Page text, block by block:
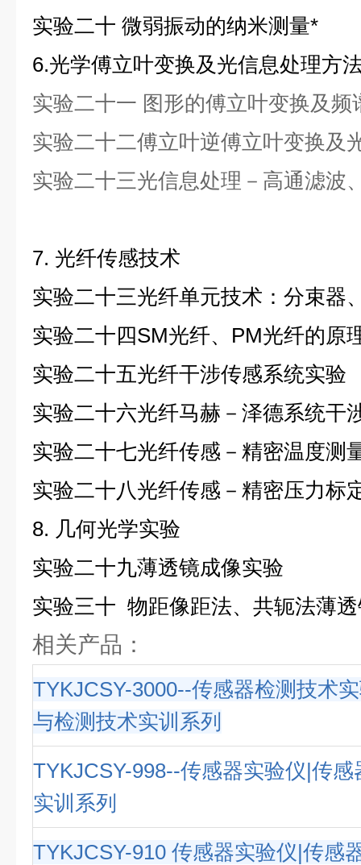
实验二十 微弱振动的纳米测量*
6.光学傅立叶变换及光信息处理方
实验二十一 图形的傅立叶变换及频
实验二十二傅立叶逆傅立叶变换及
实验二十三光信息处理－高通滤波
7. 光纤传感技术
实验二十三光纤单元技术：分束器
实验二十四SM光纤、PM光纤的原
实验二十五光纤干涉传感系统实验
实验二十六光纤马赫－泽德系统干
实验二十七光纤传感－精密温度测
实验二十八光纤传感－精密压力标
8. 几何光学实验
实验二十九薄透镜成像实验
实验三十 物距像距法、共轭法薄
相关产品：
TYKJCSY-3000--传感器检测技术
与检测技术实训系列
TYKJCSY-998--传感器实验仪|传
实训系列
TYKJCSY-910 传感器实验仪|传感